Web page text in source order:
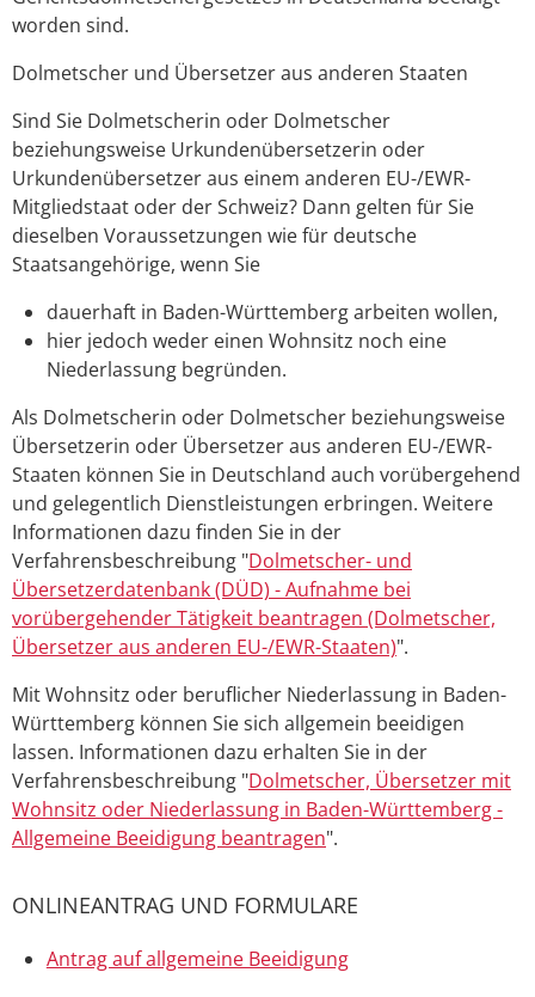
worden sind.
Dolmetscher und Übersetzer aus anderen Staaten
Sind Sie Dolmetscherin oder Dolmetscher
beziehungsweise Urkundenübersetzerin oder
Urkundenübersetzer aus einem anderen EU-/EWR-
Mitgliedstaat oder der Schweiz? Dann gelten für Sie
dieselben Voraussetzungen wie für deutsche
Staatsangehörige, wenn Sie
dauerhaft in Baden-Württemberg arbeiten wollen,
hier jedoch weder einen Wohnsitz noch eine
Niederlassung begründen.
Als Dolmetscherin oder Dolmetscher beziehungsweise
Übersetzerin oder Übersetzer aus anderen EU-/EWR-
Staaten können Sie in Deutschland auch vorübergehend
und gelegentlich Dienstleistungen erbringen. Weitere
Informationen dazu finden Sie in der
Verfahrensbeschreibung "Dolmetscher- und
Übersetzerdatenbank (DÜD) - Aufnahme bei
vorübergehender Tätigkeit beantragen (Dolmetscher,
Übersetzer aus anderen EU-/EWR-Staaten)".
Mit Wohnsitz oder beruflicher Niederlassung in Baden-
Württemberg können Sie sich allgemein beeidigen
lassen. Informationen dazu erhalten Sie in der
Verfahrensbeschreibung "Dolmetscher, Übersetzer mit
Wohnsitz oder Niederlassung in Baden-Württemberg -
Allgemeine Beeidigung beantragen".
ONLINEANTRAG UND FORMULARE
Antrag auf allgemeine Beeidigung